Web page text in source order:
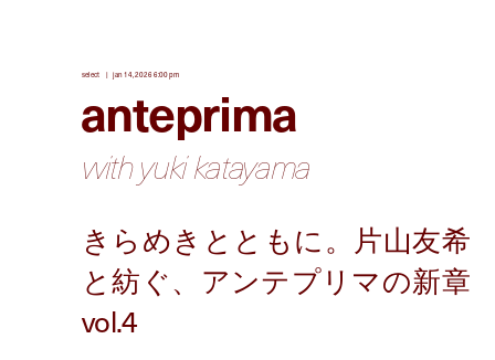
select jan 14, 2026 6:00 pm
anteprima
with yuki katayama